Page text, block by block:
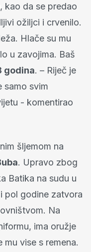
kao da se predao
ožiljci i crvenilo.
Hlače su mu
u zavojima. Baš
godina. – Riječ je
samo svim
- komentirao
šljemom na
. Upravo zbog
Batika na sudu u
pol godine zatvora
Na
ima oružje
mu vise s remena.